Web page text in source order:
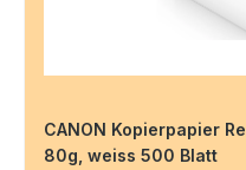
CANON Kopierpapier
80g, weiss 500 Blatt